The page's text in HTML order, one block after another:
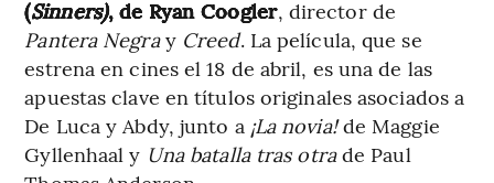
(Sinners), de Ryan Coogler, director de
Pantera Negray Creed. La película, que se
estrena en cines el 18 de abril, es una de las
apuestas clave en títulos originales asociados a
De Luca y Abdy, junto a ¡La novia!de Maggie
Gyllenhaal y Una batalla tras otrade Paul